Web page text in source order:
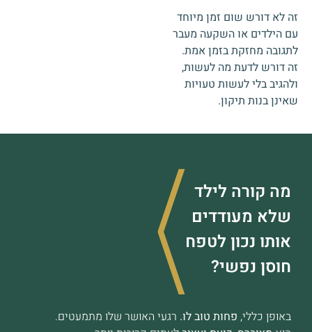
זה לא דורש שום זמן מיוחד
עם הילדים או השקעה מעבר
לתגובה מחזקת בזמן אמת.
זה דורש לדעת מה לעשות,
ולהגיב בלי לעשות טעויות
שאינן בנות תיקון.
מה קורה לילד
שלא מעודדים
אותו נכון לטפח
חוסן נפשי?
באופן כללי, פחות טוב לו. רגעי האושר שלו מתמעטים.